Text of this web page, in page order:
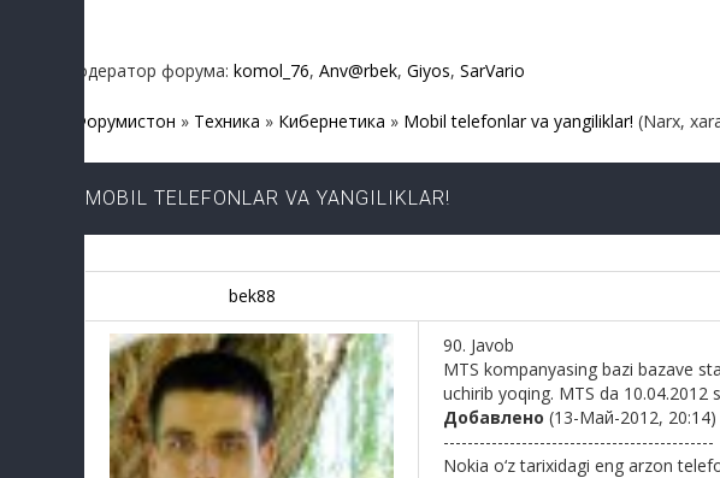
Модератор форума: komol_76, Anv@rbek, Giyos, SarVario
Форумистон » Техника » Кибернетика » Mobil telefonlar va yangiliklar! (Narx,
MOBIL TELEFONLAR VA YANGILIKLAR!
bek88
90. Javob
MTS kompanyasing bazi bazave
uchirib yoqing. MTS da
Добавлено (13-Май-2012, 20:14)
---------------------------------------------
Nokia o‘z tarixidagi eng arzon